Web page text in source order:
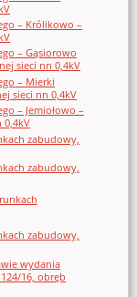
– Królikowo –
– Gąsiorowo
sieci nn 0,4kV
– Mierki
sieci nn 0,4kV
– Jemiołowo –
0,4kV
zabudowy,
zabudowy,
zabudowy,
wydania
16, obręb